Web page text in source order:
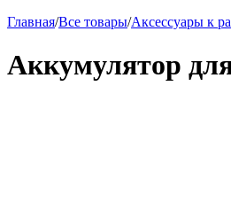
Главная/Все товары/Аксессуары к
Аккумулятор